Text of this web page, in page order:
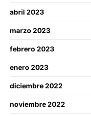
abril 2023
marzo 2023
febrero 2023
enero 2023
diciembre 2022
noviembre 2022